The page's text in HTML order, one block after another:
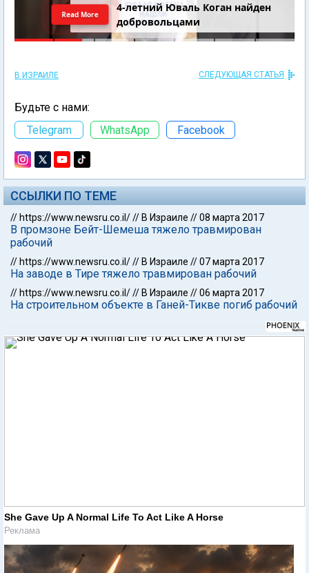
4-летний Юваль Коган найден
добровольцами
Read More
В ИЗРАИЛЕ СЛЕДУЮЩАЯ СТАТЬЯ
Будьте с нами:
Telegram
WhatsApp Facebook
ССЫЛКИ ПО ТЕМЕ
// https://www.newsru.co.il/// В Израиле //08 марта 2017
В промзоне Бейт-Шемеша тяжело травмирован
рабочий
// https://www.newsru.co.il/// В Израиле //07 марта 2017
На заводе в Тире тяжело травмирован рабочий
// https://www.newsru.co.il/// В Израиле //06 марта 2017
На строительном объекте в Ганей-Тикве погиб рабочий
She Gave Up A Normal Life To Act Like A Horse
Реклама